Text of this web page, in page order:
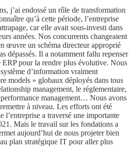
j’ai endossé un rôle de transformation
qu’à cette période, l’entreprise
car elle avait sous-investi dans
années. Nos concurrents changeaient
œuvre un schéma directeur approprié
dépassés. Il a notamment fallu repenser
ERP pour la rendre plus évolutive. Nous
d’information vraiment
models » globaux déployés dans tous
management, le réglementaire,
management… Nous avons
à niveau. Les efforts ont été
l’entreprise a traversé une importante
Mais le travail sur les fondations a
aujourd’hui de nous projeter bien
plan stratégique IT pour aller plus